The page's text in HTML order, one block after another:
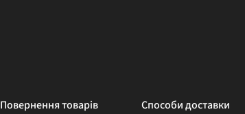
Повернення товарів Способи доставки